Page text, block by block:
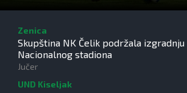
Zenica
Skupština NK Čelik podržala izgradnju
Nacionalnog stadiona
Jučer
UND Kiseljak